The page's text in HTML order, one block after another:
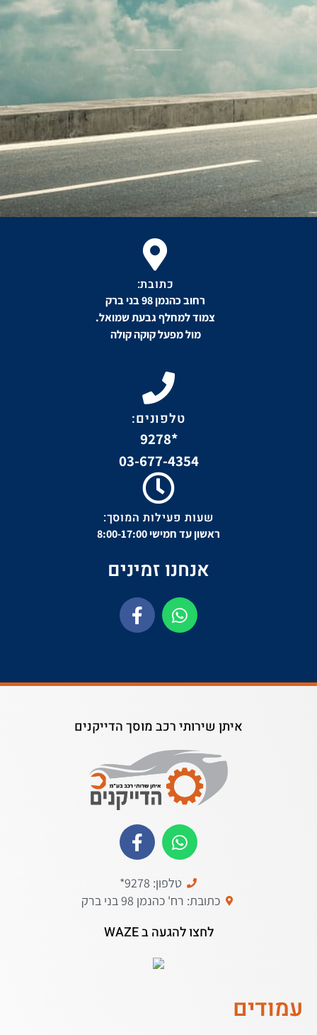
כתובת:
רחוב כהנמן 98 בני ברק
צמוד למחלף גבעת שמואל.
מול מפעל קוקה קולה
טלפונים:
*9278
03-677-4354
שעות פעילות המוסך:
ראשון עד חמישי 8:00-17:00
אנחנו זמינים
איתן שירותי רכב מוסך הדייקנים
טלפון: 9278*
כתובת: רח' כהנמן 98 בני ברק
לחצו להגעה ב WAZE
עמודים